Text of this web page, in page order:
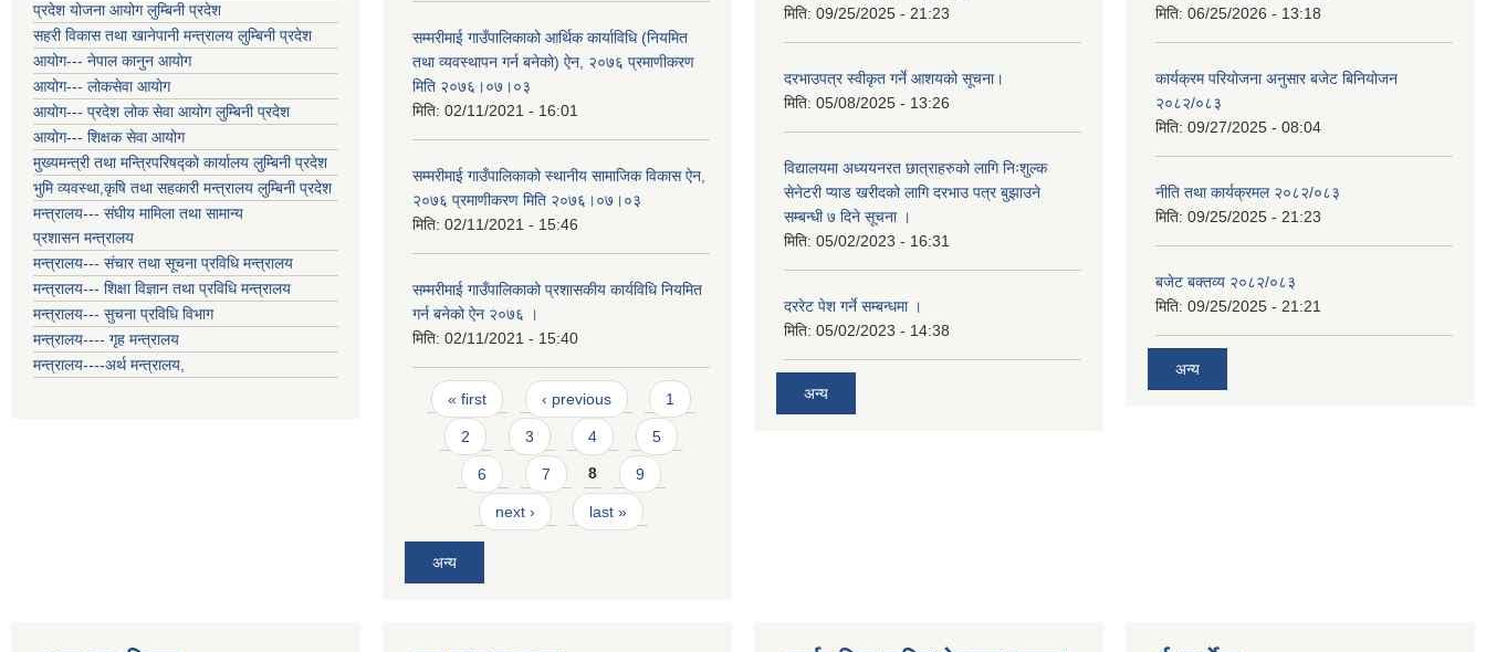
प्रदेश योजना आयोग लुम्बिनी प्रदेश
सहरी विकास तथा खानेपानी मन्त्रालय लुम्बिनी प्रदेश
आयोग--- नेपाल कानुन आयोग
आयोग--- लोकसेवा आयोग
आयोग--- प्रदेश लोक सेवा आयोग लुम्बिनी प्रदेश
आयोग--- शिक्षक सेवा आयोग
मुख्यमन्त्री तथा मन्त्रिपरिषद्को कार्यालय लुम्बिनी प्रदेश
भुमि व्यवस्था,कृषि तथा सहकारी मन्त्रालय लुम्बिनी प्रदेश
मन्त्रालय--- संघीय मामिला तथा सामान्य
प्रशासन मन्त्रालय
मन्त्रालय--- संचार तथा सूचना प्रविधि मन्त्रालय
मन्त्रालय--- शिक्षा विज्ञान तथा प्रविधि मन्त्रालय
मन्त्रालय--- सुचना प्रविधि विभाग
मन्त्रालय---- गृह मन्त्रालय
मन्त्रालय----अर्थ मन्त्रालय,
सम्मरीमाई गाउँपालिकाको आर्थिक कार्याविधि (नियमित
तथा व्यवस्थापन गर्न बनेको) ऐन, २०७६ प्रमाणीकरण
मिति २०७६।०७।०३
मिति: 02/11/2021 - 16:01
सम्मरीमाई गाउँपालिकाको स्थानीय सामाजिक विकास ऐन,
२०७६ प्रमाणीकरण मिति २०७६।०७।०३
मिति: 02/11/2021 - 15:46
सम्मरीमाई गाउँपालिकाको प्रशासकीय कार्यविधि नियमित
गर्न बनेको ऐन २०७६ ।
मिति: 02/11/2021 - 15:40
Pages
« first ‹ previous 1
2 3 4 5
6 7 8 9
next › last »
अन्य
मिति: 09/25/2025 - 21:23
दरभाउपत्र स्वीकृत गर्ने आशयको सूचना।
मिति: 05/08/2025 - 13:26
विद्यालयमा अध्ययनरत छात्राहरुको लागि निःशुल्क
सेनेटरी प्याड खरीदको लागि दरभाउ पत्र बुझाउने
सम्बन्धी ७ दिने सूचना ।
मिति: 05/02/2023 - 16:31
दररेट पेश गर्ने सम्बन्धमा ।
मिति: 05/02/2023 - 14:38
अन्य
मिति: 06/25/2026 - 13:18
कार्यक्रम परियोजना अनुसार बजेट बिनियोजन
२०८२/०८३
मिति: 09/27/2025 - 08:04
नीति तथा कार्यक्रमल २०८२/०८३
मिति: 09/25/2025 - 21:23
बजेट बक्तव्य २०८२/०८३
मिति: 09/25/2025 - 21:21
अन्य